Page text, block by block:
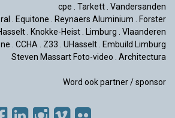
cpe Tarkett Vandersanden
Equitone Reynaers Aluminium
Forster
Knokke-Heist Limburg
Vlaanderen
CCHA Z33 UHasselt
Embuild Limburg
Steven Massart Foto-video
Architectura
Word ook partner / sponsor